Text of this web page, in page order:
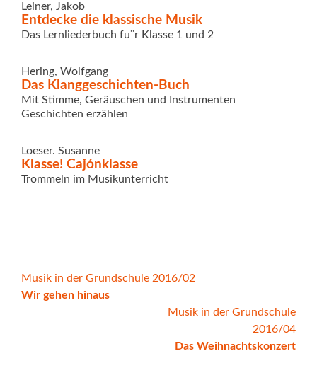
Leiner, Jakob
Entdecke die klassische Musik
Das Lernliederbuch fu¨r Klasse 1 und 2
Hering, Wolfgang
Das Klanggeschichten-Buch
Mit Stimme, Geräuschen und Instrumenten
Geschichten erzählen
Loeser. Susanne
Klasse! Cajónklasse
Trommeln im Musikunterricht
Beitrags-
Navigation
Musik in der Grundschule 2016/02
Wir gehen hinaus
Musik in der Grundschule
2016/04
Das Weihnachtskonzert